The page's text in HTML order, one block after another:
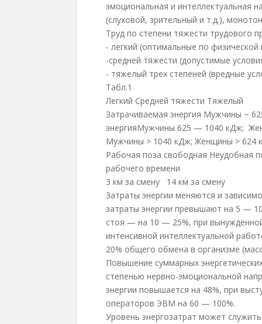
эмоциональная и интеллектуальная
(слуховой, зрительный и т.д.),
Труд по степени тяжести трудового
- легкий (оптимальные по физической
-средней тяжести (допустимые
- тяжелый трех степеней (вредные
Табл.1
Легкий Средней тяжести Тяжелый
Затрачиваемая энергия Мужчины ~
энергияМужчины 625 — 1040 кДж;
Мужчины > 1040 кДж; Женщины > 624
Рабочая поза свободная Неудобная
рабочего времени
3 км за смену
14 км за смену
Затраты энергии меняются и
затраты энергии превышают на 5 —
стоя — на 10 — 25%, при
интенсивной интеллектуальной
20% общего обмена в организме
Повышение суммарных
степенью нервно-эмоциональной
энергии повышается на 48%, при
операторов ЭВМ на 60 — 100%.
Уровень энергозатрат может